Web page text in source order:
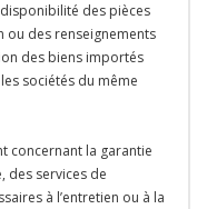
disponibilité des pièces
ou des renseignements
des biens importés
sociétés du même
concernant la garantie
des services de
à l’entretien ou à la